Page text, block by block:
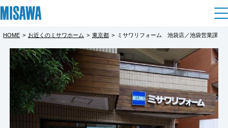
住まい
[注文住宅]
商品ラインアップ
土地活用
個人のお客さま
リフォーム
HOME > お近くのミサワホーム > 東京都 > ミサワリフォーム 池袋店／池袋営業課
都道府県を選択
北海道
北海道